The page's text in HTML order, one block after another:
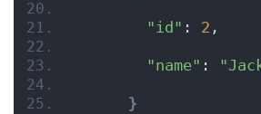
"id" : 2 ,
"name" :
}